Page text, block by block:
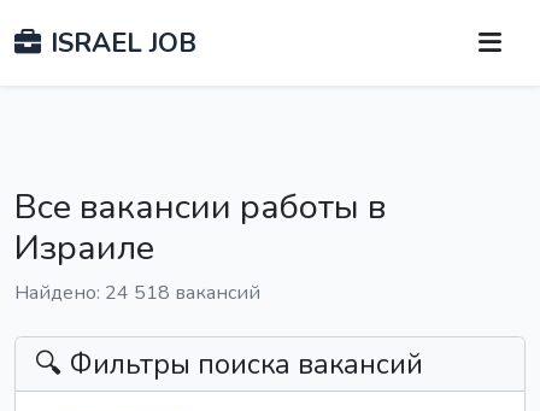
ISRAEL JOB
Все вакансии работы в
Израиле
Найдено: 24 518 вакансий
🔍 Фильтры поиска вакансий